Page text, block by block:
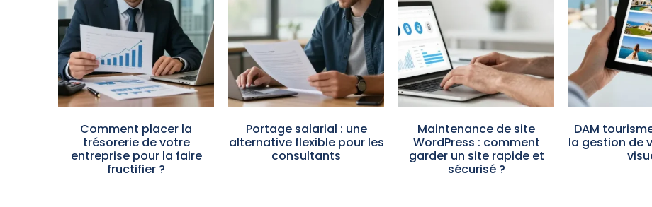
Comment placer la
trésorerie de votre
entreprise pour la faire
fructifier ?
Portage salarial : une
alternative flexible pour les
consultants
Maintenance de site
WordPress : comment
garder un site rapide et
sécurisé ?
DAM
la gestion de